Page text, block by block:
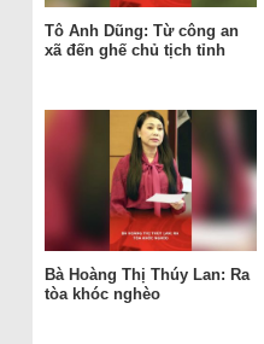
Tô Anh Dũng: Từ công an
xã đến ghế chủ tịch tỉnh
Bà Hoàng Thị Thúy Lan: Ra
tòa khóc nghèo